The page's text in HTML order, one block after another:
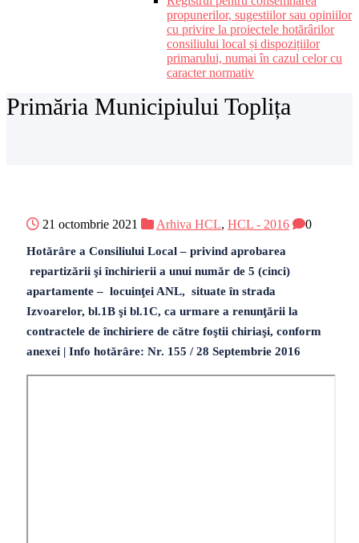
propunerilor, sugestiilor sau opiniilor
cu privire la proiectele hotărârilor
consiliului local și dispozițiilor
primarului, numai în cazul celor cu
caracter normativ
Primăria Municipiului Toplița
21 octombrie 2021 Arhiva HCL, HCL - 2016 0
Hotărâre a Consiliului Local – privind aprobarea
repartizării şi închirierii a unui număr de 5 (cinci)
apartamente – locuinţei ANL, situate în strada
Izvoarelor, bl.1B şi bl.1C, ca urmare a renunţării la
contractele de închiriere de către foştii chiriaşi, conform
anexei | Info hotărâre: Nr. 155 / 28 Septembrie 2016